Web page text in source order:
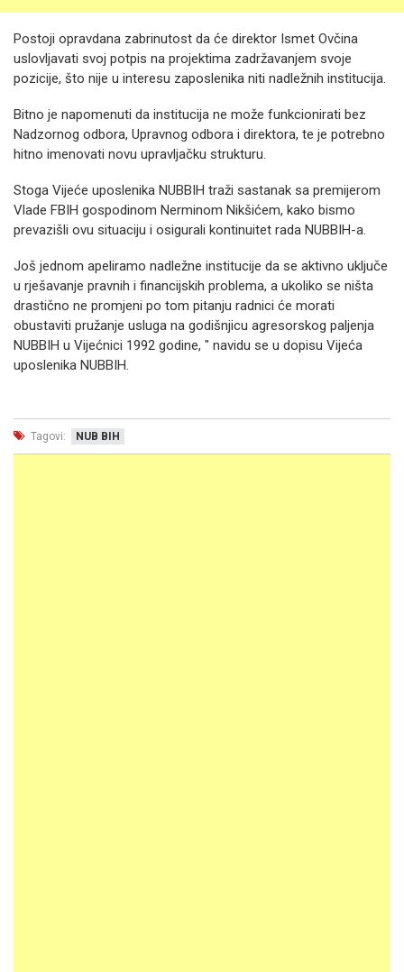
Postoji opravdana zabrinutost da će direktor Ismet Ovčina
uslovljavati svoj potpis na projektima zadržavanjem svoje
pozicije, što nije u interesu zaposlenika niti nadležnih institucija.
Bitno je napomenuti da institucija ne može funkcionirati bez
Nadzornog odbora, Upravnog odbora i direktora, te je potrebno
hitno imenovati novu upravljačku strukturu.
Stoga Vijeće uposlenika NUBBIH traži sastanak sa premijerom
Vlade FBIH gospodinom Nerminom Nikšićem, kako bismo
prevazišli ovu situaciju i osigurali kontinuitet rada NUBBIH-a.
Još jednom apeliramo nadležne institucije da se aktivno uključe
u rješavanje pravnih i financijskih problema, a ukoliko se ništa
drastično ne promjeni po tom pitanju radnici će morati
obustaviti pružanje usluga na godišnjicu agresorskog paljenja
NUBBIH u Vijećnici 1992 godine, " navidu se u dopisu Vijeća
uposlenika NUBBIH.
Tagovi: NUB BIH